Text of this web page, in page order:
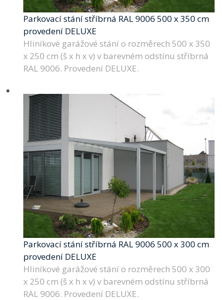
Parkovací stání stříbrná RAL 9006 500 x 350 cm
provedení DELUXE
Hliníkové garážové stání o rozměrech 500 x 350
x 250 cm (š x h x v) v barevném odstínu stříbrná
RAL 9006. Provedení DELUXE.
Parkovací stání stříbrná RAL 9006 500 x 300 cm
provedení DELUXE
Hliníkové garážové stání o rozměrech 500 x 300
x 250 cm (š x h x v) v barevném odstínu stříbrná
RAL 9006. Provedení DELUXE.